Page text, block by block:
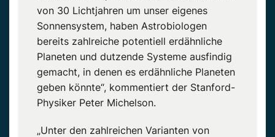
von 30 Lichtjahren um unser eigenes
Sonnensystem, haben Astrobiologen
bereits zahlreiche potentiell erdähnliche
Planeten und dutzende Systeme ausfindig
gemacht, in denen es erdähnliche Planeten
geben könnte“, kommentiert der Stanford-
Physiker Peter Michelson.
„Unter den zahlreichen Varianten von